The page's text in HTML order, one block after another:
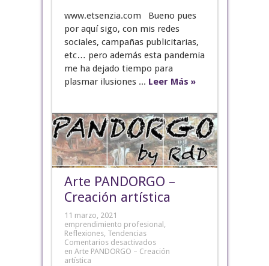
www.etsenzia.com Bueno pues
por aquí sigo, con mis redes
sociales, campañas publicitarias,
etc… pero además esta pandemia
me ha dejado tiempo para
plasmar ilusiones ... Leer Más »
Arte PANDORGO –
Creación artística
11 marzo, 2021
emprendimiento profesional ,
Reflexiones, Tendencias
Comentarios desactivados
en Arte PANDORGO – Creación
artística